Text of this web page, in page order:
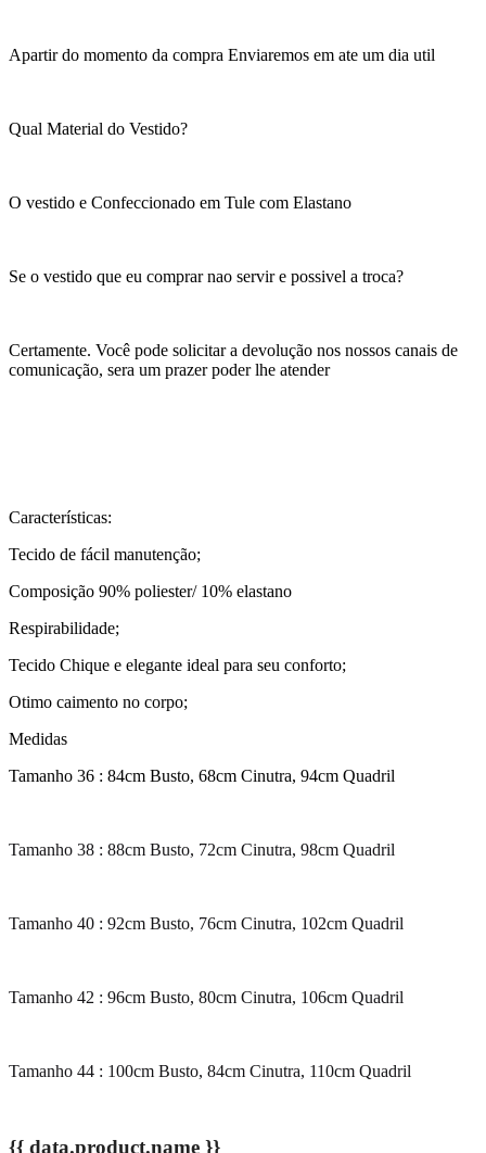
Apartir do momento da compra Enviaremos em ate um dia util
Qual Material do Vestido?
O vestido e Confeccionado em Tule com Elastano
Se o vestido que eu comprar nao servir e possivel a troca?
Certamente. Você pode solicitar a devolução nos nossos canais de
comunicação, sera um prazer poder lhe atender
Características:
Tecido de fácil manutenção;
Composição 90% poliester/ 10% elastano
Respirabilidade;
Tecido Chique e elegante ideal para seu conforto;
Otimo caimento no corpo;
Medidas
Tamanho 36 : 84cm Busto, 68cm Cinutra, 94cm Quadril
Tamanho 38 : 88cm Busto, 72cm Cinutra, 98cm Quadril
Tamanho 40 : 92cm Busto, 76cm Cinutra, 102cm Quadril
Tamanho 42 : 96cm Busto, 80cm Cinutra, 106cm Quadril
Tamanho 44 : 100cm Busto, 84cm Cinutra, 110cm Quadril
{{ data.product.name }}